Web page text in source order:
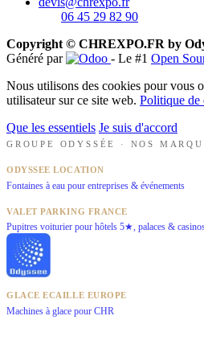
06 45 29 82 90
Copyright © CHREXPO.FR by
Généré par
- Le #1 Open
Nous utilisons des cookies pour vous
utilisateur sur ce site web. Politique de
Que les essentiels Je suis d'accord
GROUPE ODYSSÉE · NOS
ODYSSEE LOCATION
Fontaines à eau pour entreprises & événements
VALET PARKING FRANCE
Pupitres voiturier pour hôtels 5★, palaces &
GLACE ECAILLE EUROPE
Machines à glace pour CHR